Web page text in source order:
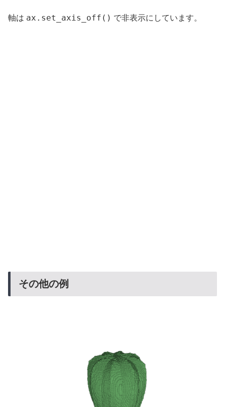
軸は ax.set_axis_off() で非表示にしています。
その他の例